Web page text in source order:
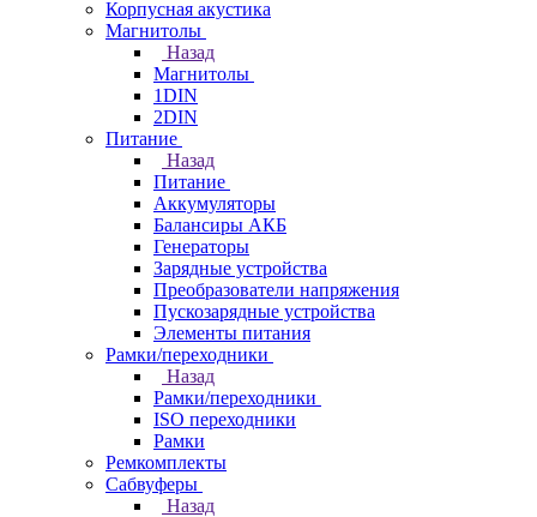
Корпусная акустика
Магнитолы
Назад
Магнитолы
1DIN
2DIN
Питание
Назад
Питание
Аккумуляторы
Балансиры АКБ
Генераторы
Зарядные устройства
Преобразователи напряжения
Пускозарядные устройства
Элементы питания
Рамки/переходники
Назад
Рамки/переходники
ISO переходники
Рамки
Ремкомплекты
Сабвуферы
Назад